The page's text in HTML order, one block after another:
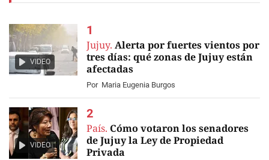
VIDEO
Jujuy. Alerta por fuertes vientos por
tres días: qué zonas de Jujuy están
afectadas
Por Maria Eugenia Burgos
VIDEO
País. Cómo votaron los senadores
de Jujuy la Ley de Propiedad
Privada